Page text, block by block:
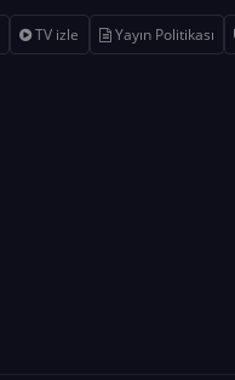
TV izle Yayın Politikası